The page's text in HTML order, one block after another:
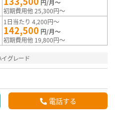
円/月～
初期費用他 25,300円～
1日当たり 4,200円～
142,500 円/月～
初期費用他 19,800円～
グレード
電話する